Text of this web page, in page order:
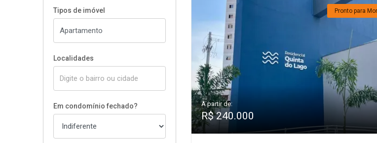
Tipos de imóvel
Localidades
Em condomínio fechado?
Pronto para
A partir de:
R$ 240.000